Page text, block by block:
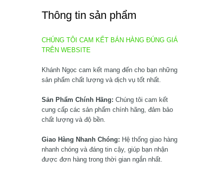
Thông tin sản phẩm
CHÚNG TÔI CAM KẾT BÁN HÀNG ĐÚNG GIÁ
TRÊN WEBSITE
Khánh Ngọc cam kết mang đến cho bạn những
sản phẩm chất lượng và dịch vụ tốt nhất.
Sản Phẩm Chính Hãng: Chúng tôi cam kết
cung cấp các sản phẩm chính hãng, đảm bảo
chất lượng và độ bền.
Giao Hàng Nhanh Chóng: Hệ thống giao hàng
nhanh chóng và đáng tin cậy, giúp bạn nhận
được đơn hàng trong thời gian ngắn nhất.